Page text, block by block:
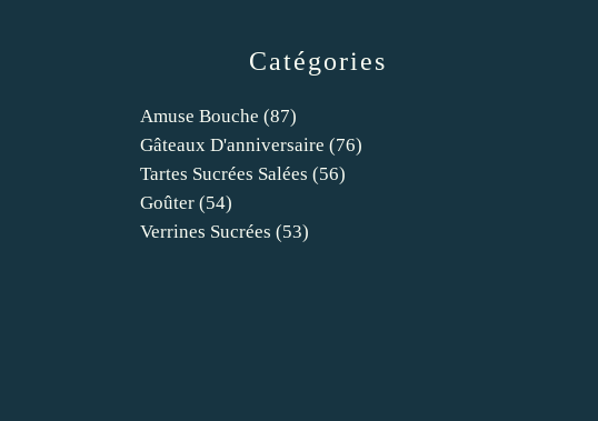
Catégories
Amuse Bouche (87)
Gâteaux D'anniversaire (76)
Tartes Sucrées Salées (56)
Goûter (54)
Verrines Sucrées (53)